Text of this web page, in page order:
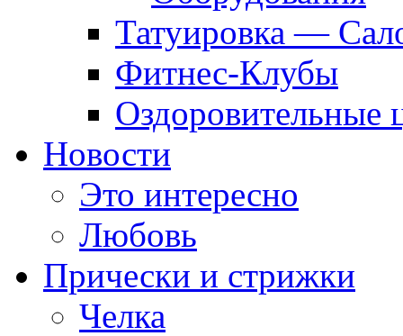
Татуировка —
Фитнес-Клубы
Оздоровительные
Новости
Это интересно
Любовь
Прически и стрижки
Челка